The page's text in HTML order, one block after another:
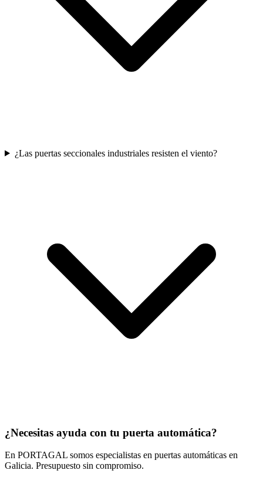
¿Las puertas seccionales industriales resisten el viento?
¿Necesitas ayuda con tu puerta automática?
En PORTAGAL somos especialistas en puertas automáticas en
Galicia. Presupuesto sin compromiso.